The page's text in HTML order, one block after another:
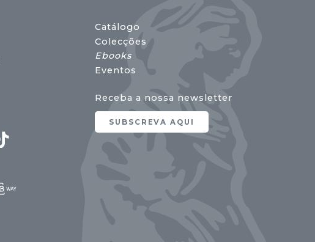
Catálogo
Colecções
Ebooks
Eventos
Receba a nossa newsletter
SUBSCREVA AQUI